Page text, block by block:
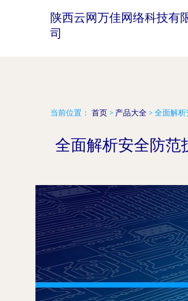
陕西云网万佳网络科技有
司
当前位置： 首页 > 产品大全 > 全面解
全面解析安全防范